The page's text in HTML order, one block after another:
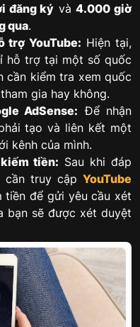
đăng ký và4.000 giờ
qua.
trợ YouTube: Hiện tại,
hỗ trợ tại một số quốc
cần kiểm tra xem quốc
gia hay không.
AdSense: Để nhận
tạo và liên kết một
kênh của mình.
tiền: Sau khi đáp
cần truy cập YouTube
tiền để gửi yêu cầu xét
bạn sẽ được xét duyệt